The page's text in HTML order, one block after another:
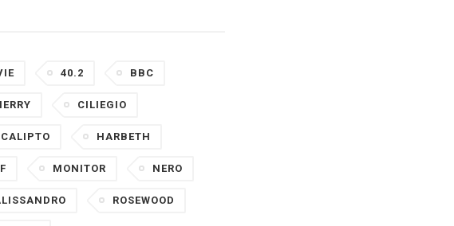
40.2 BBC
CILIEGIO
HARBETH
MONITOR NERO
ROSEWOOD